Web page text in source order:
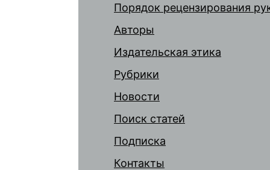
Порядок рецензирования
Авторы
Издательская этика
Рубрики
Новости
Поиск статей
Подписка
Контакты